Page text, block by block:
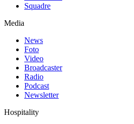
Squadre
Media
News
Foto
Video
Broadcaster
Radio
Podcast
Newsletter
Hospitality